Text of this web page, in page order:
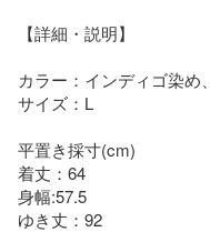
【詳細・説明】
カラー：インディゴ染め
サイズ：L
平置き採寸(cm)
着丈：64
身幅:57.5
ゆき丈：92